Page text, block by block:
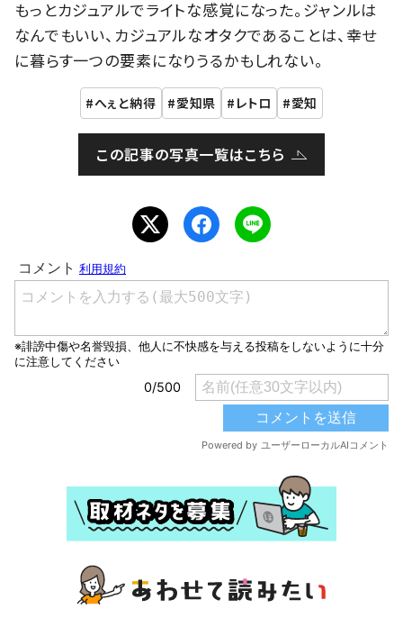
もっとカジュアルでライトな感覚になった。ジャンルは
なんでもいい、カジュアルなオタクであることは、幸せ
に暮らす一つの要素になりうるかもしれない。
へぇと納得 愛知県 レトロ 愛知
この記事の写真一覧はこちら